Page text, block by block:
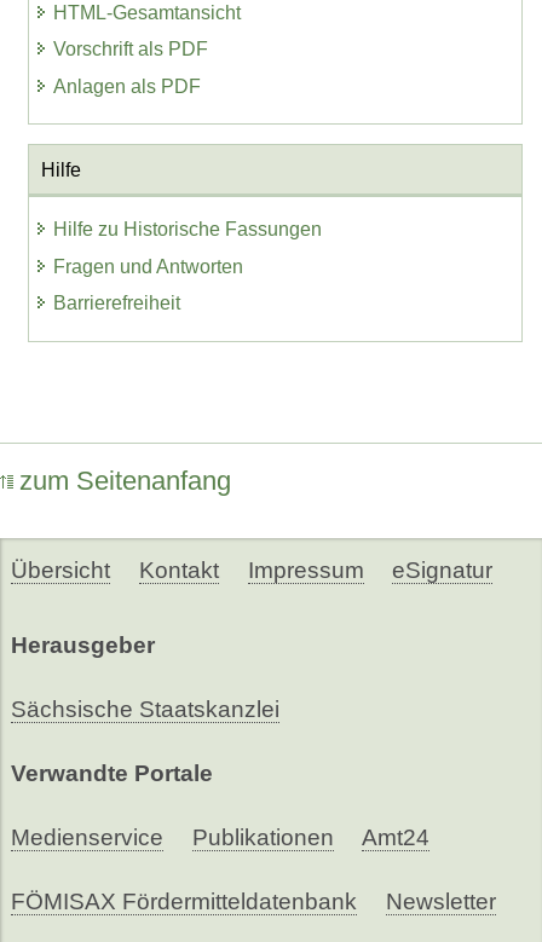
HTML-Gesamtansicht
Vorschrift als PDF
Anlagen als PDF
Hilfe
Hilfe zu Historische Fassungen
Fragen und Antworten
Barrierefreiheit
zum Seitenanfang
Übersicht Kontakt Impressum eSignatur
Herausgeber
Sächsische Staatskanzlei
Verwandte Portale
Medienservice Publikationen Amt24
FÖMISAX Fördermitteldatenbank Newsletter